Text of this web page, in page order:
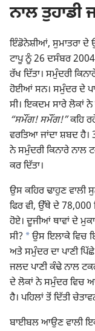
ਨਾਲ ਤੁਹਾਡੀ
ਇੰਡੋਨੇਸ਼ੀਆਂ, ਸੁਮਾਤਰਾ ਦੇ
ਟਾਪੂ ਨੂੰ 26 ਦਸੰਬਰ
ਰੱਖ ਦਿੱਤਾ। ਸਮੁੰਦਰੀ
ਹੋਈਆਂ ਸਨ। ਸਮੁੰਦਰ ਦੇ
ਸੀ। ਇਕਦਮ ਸਾਰੇ ਲੋਕਾਂ ਨੇ
“ਸਮੌਂਗ! ਸਮੌਂਗ!”ਕਹਿ
ਵਰਤਿਆ ਜਾਂਦਾ ਸ਼ਬਦ
ਨੇ ਸਮੁੰਦਰੀ ਕਿਨਾਰੇ ਨਾਲ
ਕਰ ਦਿੱਤਾ।
ਉਸ ਕਹਿਰ ਢਾਹੁਣ ਵਾਲੀ
ਫਿਰ ਵੀ, ਉੱਥੇ ਦੇ 78,000
ਹੋਏ। ਦੂਜੀਆਂ ਥਾਵਾਂ ਦੇ
ਸੀ? aਉਸ ਇਲਾਕੇ ਵਿਚ
ਅਤੇ ਸਮੁੰਦਰ ਦਾ ਪਾਣੀ
ਜਲਦ ਪਾਣੀ ਕੰਢੇ ਨਾਲ
ਦੇ ਲੋਕਾਂ ਨੇ ਸਮੁੰਦਰ ਵਿਚ
ਹੈ। ਪਹਿਲਾਂ ਤੋਂ ਦਿੱਤੀ
ਬਾਈਬਲ ਆਉਣ ਵਾਲੀ ਇਕ